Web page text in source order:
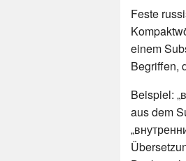
Feste
einem
Begriffen,
Beispiel:
aus dem